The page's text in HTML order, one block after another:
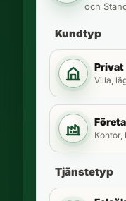
och
Kundtyp
Privat
Villa,
Tjänstetyp